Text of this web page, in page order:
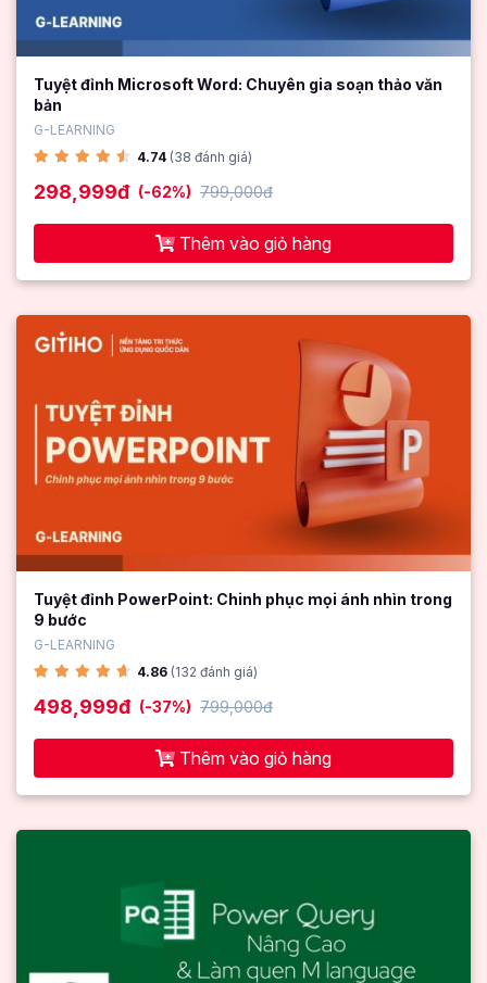
Tuyệt đỉnh Microsoft Word: Chuyên gia soạn thảo văn
bản
G-LEARNING
4.74 (38 đánh giá)
298,999đ (-62%) 799,000đ
Thêm vào giỏ hàng
Tuyệt đỉnh PowerPoint: Chinh phục mọi ánh nhìn trong
9 bước
G-LEARNING
4.86 (132 đánh giá)
498,999đ (-37%) 799,000đ
Thêm vào giỏ hàng